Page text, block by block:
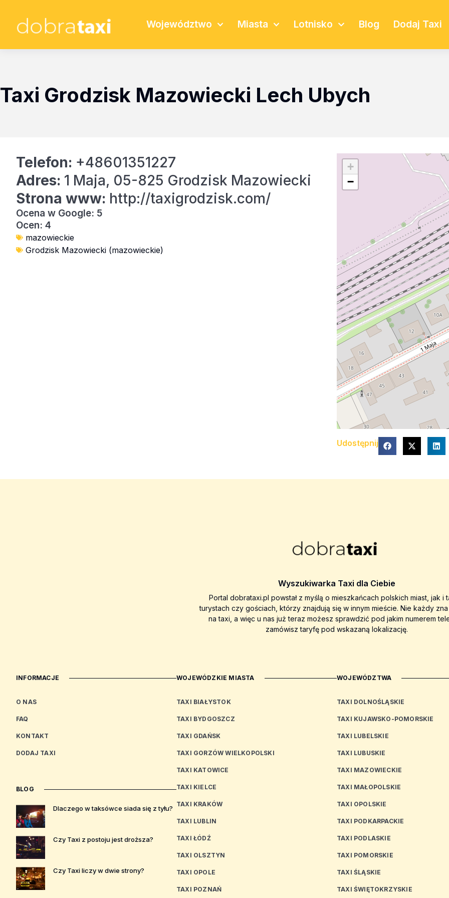
Województwo Miasta Lotnisko Blog Dodaj Taxi
Taxi Grodzisk Mazowiecki Lech Ubych
Telefon: +48601351227
Adres: 1 Maja, 05-825 Grodzisk Mazowiecki
Strona www: http://taxigrodzisk.com/
Ocena w Google: 5
Ocen: 4
mazowieckie
Grodzisk Mazowiecki (mazowieckie)
+
−
Udostępnij
Wyszukiwarka Taxi dla Ciebie
Portal dobrataxi.pl powstał z myślą o mieszkańcach polskich miast, jak i
turystach czy gościach, którzy znajdują się w innym mieście. Nie każdy
na taxi, a więc u nas już teraz możesz sprawdzić pod jakim numerem
zamówisz taryfę pod wskazaną lokalizację.
INFORMACJE
O NAS
FAQ
KONTAKT
DODAJ TAXI
BLOG
Dlaczego w taksówce siada się z tyłu?
Czy Taxi z postoju jest droższa?
Czy Taxi liczy w dwie strony?
WOJEWÓDZKIE MIASTA
TAXI BIAŁYSTOK
TAXI BYDGOSZCZ
TAXI GDAŃSK
TAXI GORZÓW WIELKOPOLSKI
TAXI KATOWICE
TAXI KIELCE
TAXI KRAKÓW
TAXI LUBLIN
TAXI ŁÓDŹ
TAXI OLSZTYN
TAXI OPOLE
TAXI POZNAŃ
WOJEWÓDZTWA
TAXI DOLNOŚLĄSKIE
TAXI KUJAWSKO-POMORSKIE
TAXI LUBELSKIE
TAXI LUBUSKIE
TAXI MAZOWIECKIE
TAXI MAŁOPOLSKIE
TAXI OPOLSKIE
TAXI PODKARPACKIE
TAXI PODLASKIE
TAXI POMORSKIE
TAXI ŚLĄSKIE
TAXI ŚWIĘTOKRZYSKIE